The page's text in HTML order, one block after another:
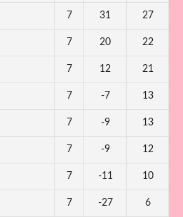
7 31 27
7 20 22
7 12 21
7 -7 13
7 -9 13
7 -9 12
7 -11 10
7 -27 6